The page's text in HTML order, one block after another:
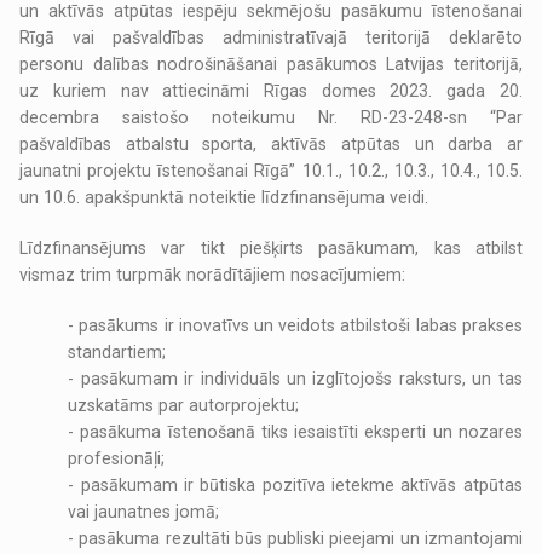
un aktīvās atpūtas iespēju sekmējošu pasākumu īstenošanai
Rīgā vai pašvaldības administratīvajā teritorijā deklarēto
personu dalības nodrošināšanai pasākumos Latvijas teritorijā,
uz kuriem nav attiecināmi Rīgas domes 2023. gada 20.
decembra saistošo noteikumu Nr. RD-23-248-sn “Par
pašvaldības atbalstu sporta, aktīvās atpūtas un darba ar
jaunatni projektu īstenošanai Rīgā” 10.1., 10.2., 10.3., 10.4., 10.5.
un 10.6. apakšpunktā noteiktie līdzfinansējuma veidi.
Līdzfinansējums var tikt piešķirts pasākumam, kas atbilst
vismaz trim turpmāk norādītājiem nosacījumiem:
- pasākums ir inovatīvs un veidots atbilstoši labas prakses
standartiem;
- pasākumam ir individuāls un izglītojošs raksturs, un tas
uzskatāms par autorprojektu;
- pasākuma īstenošanā tiks iesaistīti eksperti un nozares
profesionāļi;
- pasākumam ir būtiska pozitīva ietekme aktīvās atpūtas
vai jaunatnes jomā;
- pasākuma rezultāti būs publiski pieejami un izmantojami